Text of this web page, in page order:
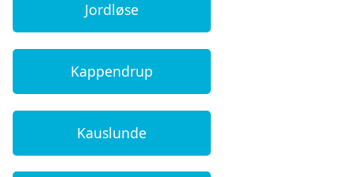
Jordløse
Kappendrup
Kauslunde